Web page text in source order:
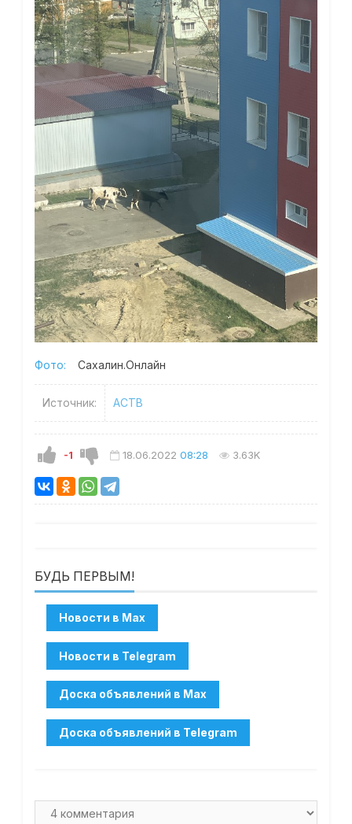
Фото: Сахалин.Онлайн
Источник: АСТВ
-1 18.06.2022 08:28 3.63K
БУДЬ ПЕРВЫМ!